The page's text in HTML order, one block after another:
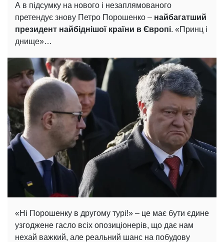
А в підсумку на нового і незаплямованого
претендує знову Петро Порошенко – найбагатший
президент найбіднішої країни в Європі. «Принц і
днище»…
«Ні Порошенку в другому турі!» – це має бути єдине
узгоджене гасло всіх опозиціонерів, що дає нам
нехай важкий, але реальний шанс на побудову